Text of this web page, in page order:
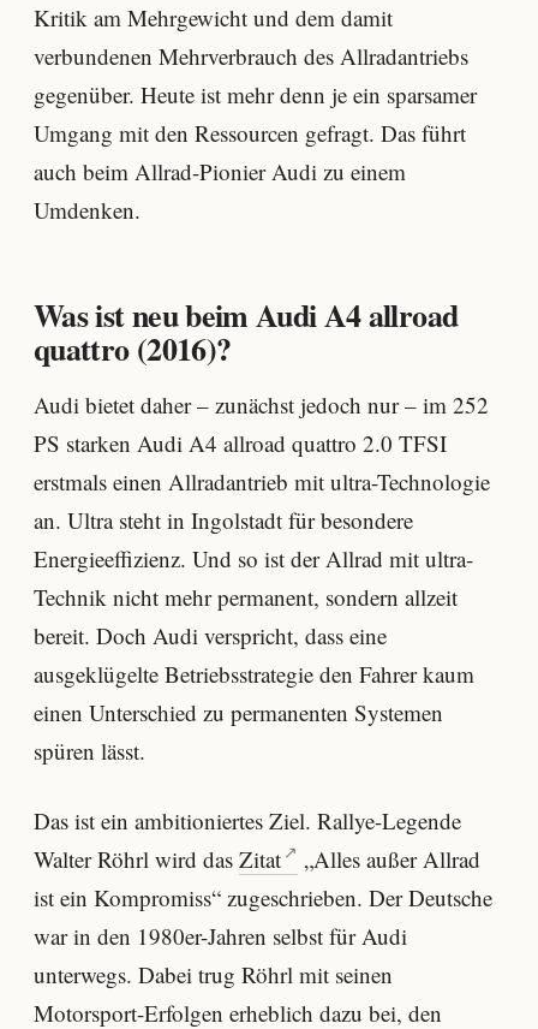
Kritik am Mehrgewicht und dem damit
verbundenen Mehrverbrauch des Allradantriebs
gegenüber. Heute ist mehr denn je ein sparsamer
Umgang mit den Ressourcen gefragt. Das führt
auch beim Allrad-Pionier Audi zu einem
Umdenken.
Was ist neu beim Audi A4 allroad
quattro (2016)?
Audi bietet daher – zunächst jedoch nur – im 252
PS starken Audi A4 allroad quattro 2.0 TFSI
erstmals einen Allradantrieb mit ultra-Technologie
an. Ultra steht in Ingolstadt für besondere
Energieeffizienz. Und so ist der Allrad mit ultra-
Technik nicht mehr permanent, sondern allzeit
bereit. Doch Audi verspricht, dass eine
ausgeklügelte Betriebsstrategie den Fahrer kaum
einen Unterschied zu permanenten Systemen
spüren lässt.
Das ist ein ambitioniertes Ziel. Rallye-Legende
Walter Röhrl wird das Zitat
„Alles außer Allrad
ist ein Kompromiss“ zugeschrieben. Der Deutsche
war in den 1980er-Jahren selbst für Audi
unterwegs. Dabei trug Röhrl mit seinen
Motorsport-Erfolgen erheblich dazu bei, den